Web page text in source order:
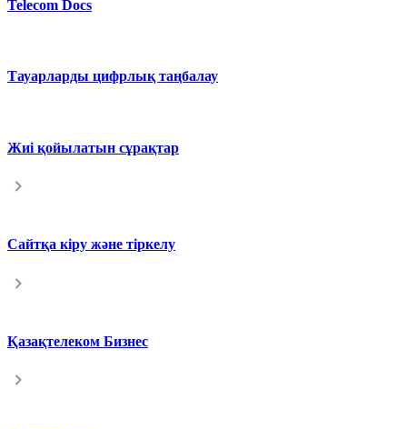
Telecom Docs
Тауарларды цифрлық таңбалау
Жиі қойылатын сұрақтар
Сайтқа кіру және тіркелу
Қазақтелеком Бизнес